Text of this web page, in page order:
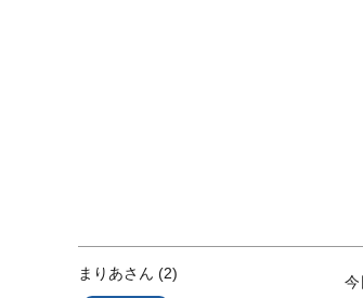
まりあ 2
今